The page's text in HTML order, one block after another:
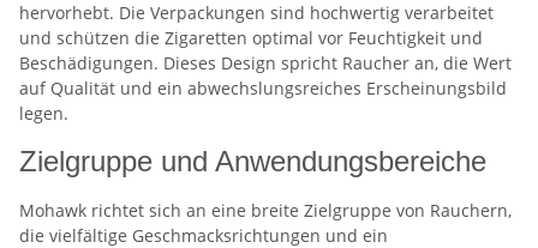
hervorhebt. Die Verpackungen sind hochwertig verarbeitet
und schützen die Zigaretten optimal vor Feuchtigkeit und
Beschädigungen. Dieses Design spricht Raucher an, die Wert
auf Qualität und ein abwechslungsreiches Erscheinungsbild
legen.
Zielgruppe und Anwendungsbereiche
Mohawk richtet sich an eine breite Zielgruppe von Rauchern,
die vielfältige Geschmacksrichtungen und ein